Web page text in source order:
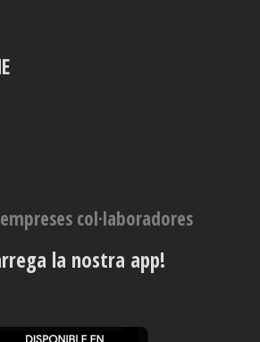
col·laboradores
la nostra app!